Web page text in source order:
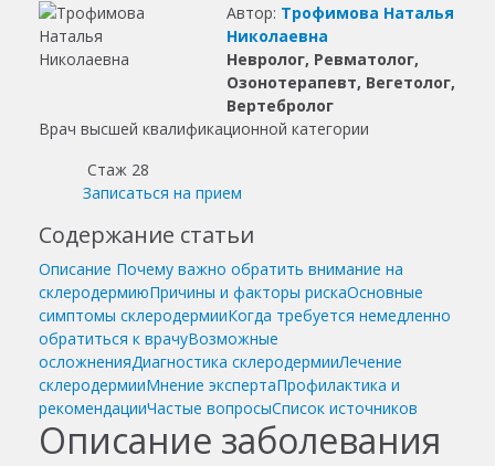
Автор: Трофимова Наталья
Николаевна
Невролог, Ревматолог,
Озонотерапевт, Вегетолог,
Вертебролог
Врач высшей квалификационной категории
Стаж 28
Записаться на прием
Содержание статьи
Описание Почему важно обратить внимание на
склеродермиюПричины и факторы рискаОсновные
симптомы склеродермииКогда требуется немедленно
обратиться к врачуВозможные
осложненияДиагностика склеродермииЛечение
склеродермииМнение экспертаПрофилактика и
рекомендацииЧастые вопросыСписок источников
Описание заболевания